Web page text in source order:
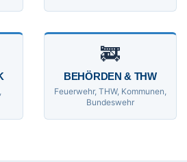
🚒
BEHÖRDEN & THW
Feuerwehr, THW, Kommunen,
Bundeswehr